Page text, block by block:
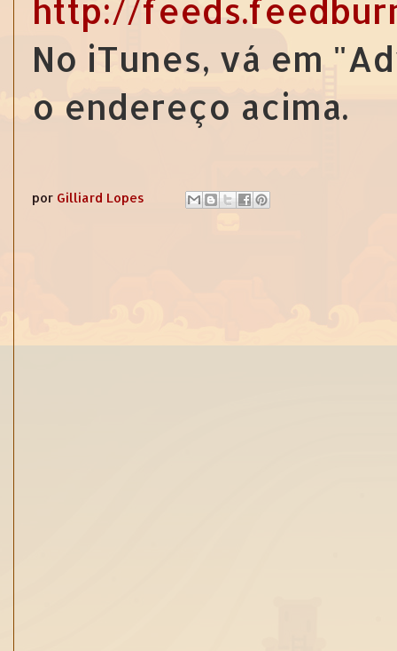
http://
No iTunes, vá em
o endereço acima.
por Gilliard Lopes